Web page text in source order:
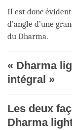
Il est donc
d’angle d’une
du Dharma.
« Dharma
intégral »
Les deux
Dharma